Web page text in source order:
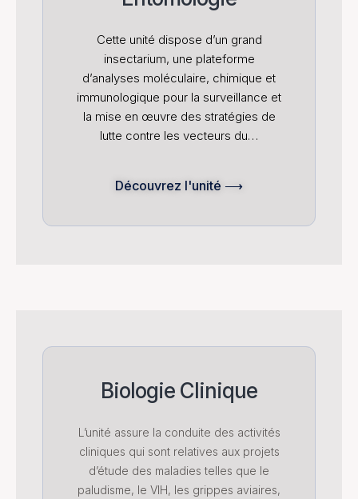
Cette unité dispose d’un grand
insectarium, une plateforme
d’analyses moléculaire, chimique et
immunologique pour la surveillance et
la mise en œuvre des stratégies de
lutte contre les vecteurs du…
Découvrez l'unité ⟶
Biologie Clinique
L’unité assure la conduite des activités
cliniques qui sont relatives aux projets
d’étude des maladies telles que le
paludisme, le VIH, les grippes aviaires,